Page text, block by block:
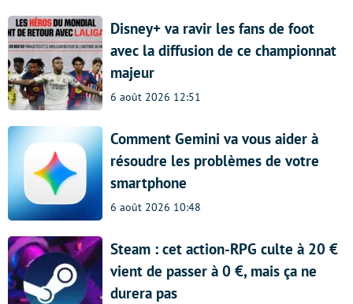
Disney+ va ravir les fans de foot
avec la diffusion de ce championnat
majeur
6 août 2026 12:51
Comment Gemini va vous aider à
résoudre les problèmes de votre
smartphone
6 août 2026 10:48
Steam : cet action-RPG culte à 20 €
vient de passer à 0 €, mais ça ne
durera pas